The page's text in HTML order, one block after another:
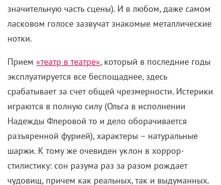
значительную часть сцены). И в любом, даже самом
ласковом голосе зазвучат знакомые металлические
нотки.
Прием «театр в театре», который в последние годы
эксплуатируется все беспощаднее, здесь
срабатывает за счет общей чрезмерности. Истерики
играются в полную силу (Ольга в исполнении
Надежды Флеровой то и дело оборачивается
разъяренной фурией), характеры – натуральные
шаржи. К тому же очевиден уклон в хоррор-
стилистику: сон разума раз за разом рождает
чудовищ, причем как реальных, так и выдуманных.